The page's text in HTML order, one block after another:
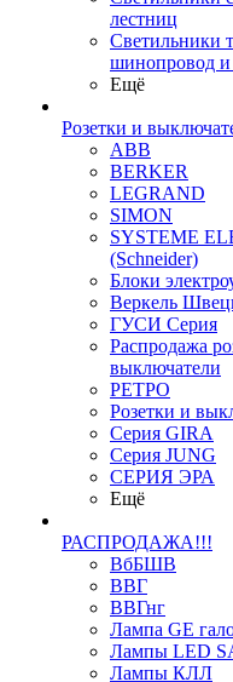
лестниц
Светильники
шинопровод и
Ещё
Розетки и
ABB
BERKER
LEGRAND
SIMON
SYSTEME
(Schneider)
Блоки
Веркель
ГУСИ Серия
Распродажа
выключатели
РЕТРО
Розетки и
Серия GIRA
Серия JUNG
СЕРИЯ ЭРА
Ещё
РАСПРОДАЖА!!!
ВбБШВ
ВВГ
ВВГнг
Лампа GE
Лампы LED
Лампы КЛЛ